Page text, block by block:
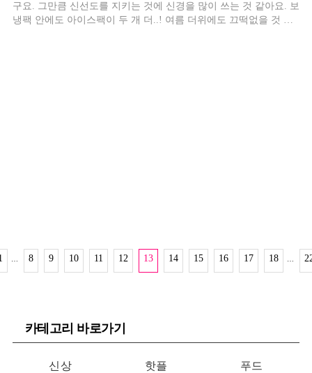
구요. 그만큼 신선도를 지키는 것에 신경을 많이 쓰는 것 같아요. 보
냉팩 안에도 아이스팩이 두 개 더..! 여름 더위에도 끄떡없을 것 같
8 9 10 11 12 13 14 15 16 17 18
카테고리 바로가기
신상 핫플 푸드